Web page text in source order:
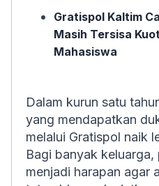
Gratispol Kaltim
Masih Tersisa
Mahasiswa
Dalam kurun satu
yang mendapatkan
melalui Gratispol naik
Bagi banyak
menjadi harapan agar